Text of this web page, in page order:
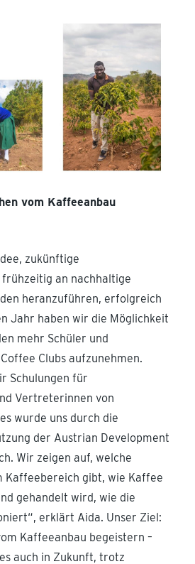
vom Kaffeeanbau
zukünftige
an nachhaltige
heranzuführen, erfolgreich
Jahr haben wir die Möglichkeit
mehr Schüler und
Clubs aufzunehmen.
Schulungen für
Vertreterinnen von
wurde uns durch die
der Austrian Development
Wir zeigen auf, welche
Kaffeebereich gibt, wie Kaffee
gehandelt wird, wie die
erklärt Aida. Unser Ziel:
Kaffeeanbau begeistern –
auch in Zukunft, trotz